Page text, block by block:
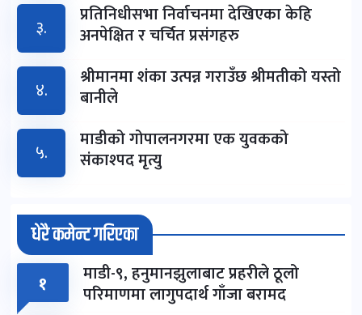
३.
प्रतिनिधीसभा निर्वाचनमा देखिएका केहि
अनपेक्षित र चर्चित प्रसंगहरु
४.
श्रीमानमा शंका उत्पन्न गराउँछ श्रीमतीको यस्तो
बानीले
५.
माडीको गोपालनगरमा एक युवकको
संकाश्पद मृत्यु
धेरै कमेन्ट गरिएका
१ माडी-९, हनुमानझुलाबाट प्रहरीले ठूलो
परिमाणमा लागुपदार्थ गाँजा बरामद